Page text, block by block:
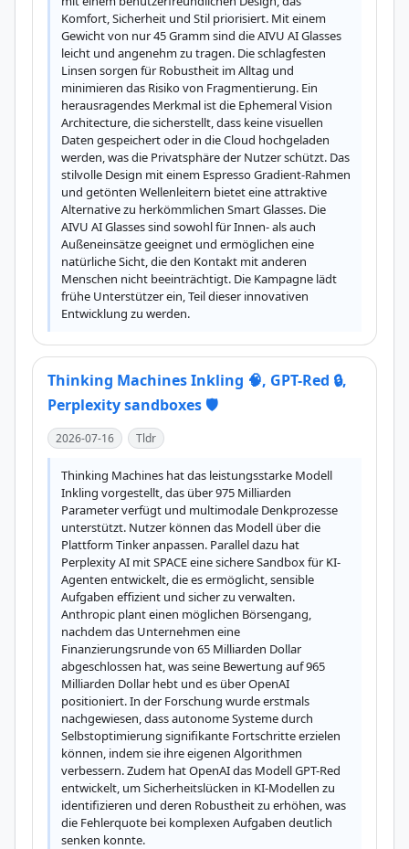
Komfort, Sicherheit und Stil priorisiert. Mit einem
Gewicht von nur 45 Gramm sind die AIVU AI Glasses
leicht und angenehm zu tragen. Die schlagfesten
Linsen sorgen für Robustheit im Alltag und
minimieren das Risiko von Fragmentierung. Ein
herausragendes Merkmal ist die Ephemeral Vision
Architecture, die sicherstellt, dass keine visuellen
Daten gespeichert oder in die Cloud hochgeladen
werden, was die Privatsphäre der Nutzer schützt. Das
stilvolle Design mit einem Espresso Gradient-Rahmen
und getönten Wellenleitern bietet eine attraktive
Alternative zu herkömmlichen Smart Glasses. Die
AIVU AI Glasses sind sowohl für Innen- als auch
Außeneinsätze geeignet und ermöglichen eine
natürliche Sicht, die den Kontakt mit anderen
Menschen nicht beeinträchtigt. Die Kampagne lädt
frühe Unterstützer ein, Teil dieser innovativen
Entwicklung zu werden.
Thinking Machines Inkling 🧠, GPT-Red 🔒,
Perplexity sandboxes 🛡️
2026-07-16 Tldr
Thinking Machines hat das leistungsstarke Modell
Inkling vorgestellt, das über 975 Milliarden
Parameter verfügt und multimodale Denkprozesse
unterstützt. Nutzer können das Modell über die
Plattform Tinker anpassen. Parallel dazu hat
Perplexity AI mit SPACE eine sichere Sandbox für KI-
Agenten entwickelt, die es ermöglicht, sensible
Aufgaben effizient und sicher zu verwalten.
Anthropic plant einen möglichen Börsengang,
nachdem das Unternehmen eine
Finanzierungsrunde von 65 Milliarden Dollar
abgeschlossen hat, was seine Bewertung auf 965
Milliarden Dollar hebt und es über OpenAI
positioniert. In der Forschung wurde erstmals
nachgewiesen, dass autonome Systeme durch
Selbstoptimierung signifikante Fortschritte erzielen
können, indem sie ihre eigenen Algorithmen
verbessern. Zudem hat OpenAI das Modell GPT-Red
entwickelt, um Sicherheitslücken in KI-Modellen zu
identifizieren und deren Robustheit zu erhöhen, was
die Fehlerquote bei komplexen Aufgaben deutlich
senken konnte.